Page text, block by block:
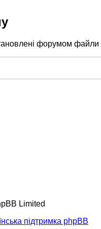
форумом
Limited
підтримка phpBB